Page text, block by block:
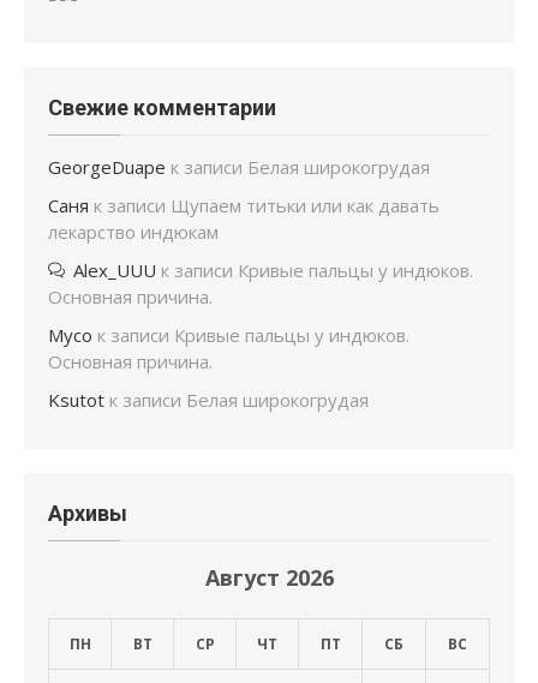
Свежие комментарии
GeorgeDuape к записи Белая широкогрудая
Саня к записи Щупаем титьки или как давать
лекарство индюкам
Alex_UUU к записи Кривые пальцы у индюков.
Основная причина.
Мусо к записи Кривые пальцы у индюков.
Основная причина.
Ksutot к записи Белая широкогрудая
Архивы
Август 2026
ПН ВТ СР ЧТ ПТ СБ ВС